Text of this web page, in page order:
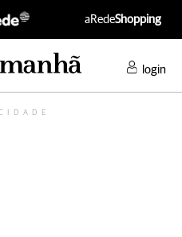
aRedeShopping
login